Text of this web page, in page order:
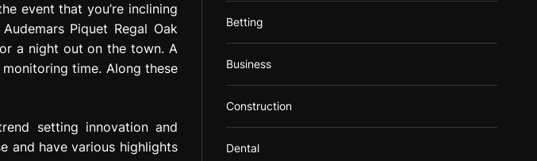
event that you’re inclining
Piquet Regal Oak
a night out on the town. A
time. Along these
setting innovation and
and have various highlights
Betting
Business
Construction
Dental